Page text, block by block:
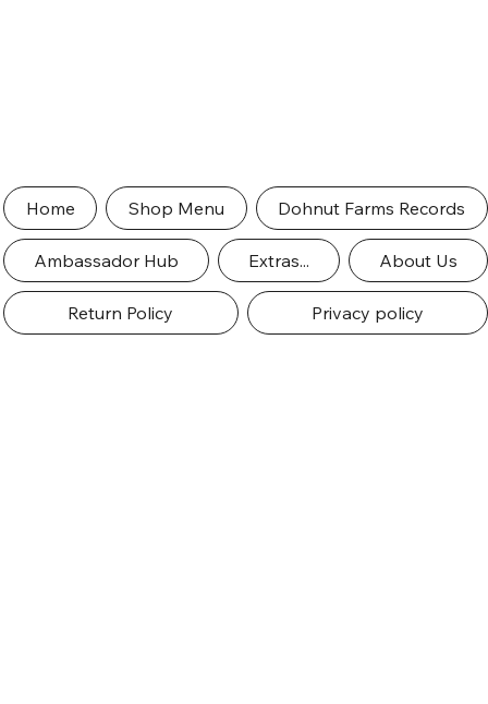
Home Shop Menu Dohnut Farms Records
Ambassador Hub Extras... About Us
Return Policy Privacy policy